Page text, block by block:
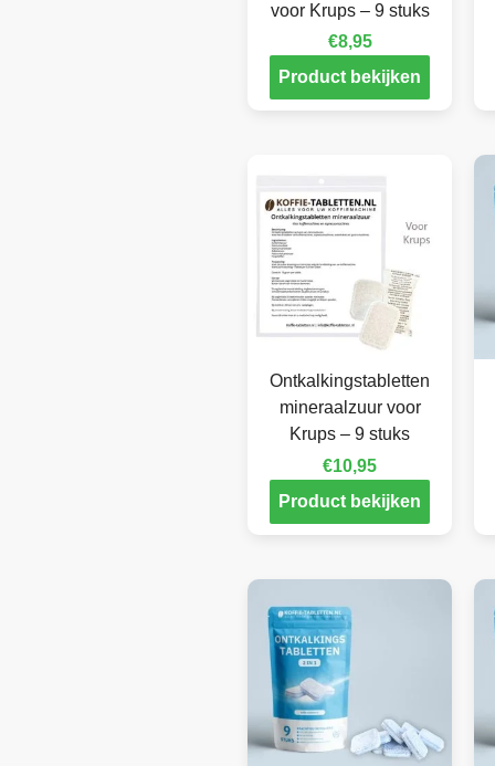
voor Krups – 9 stuks
€8,95
Product bekijken
Ontkalkingstabletten
mineraalzuur voor
Krups – 9 stuks
€10,95
Product bekijken